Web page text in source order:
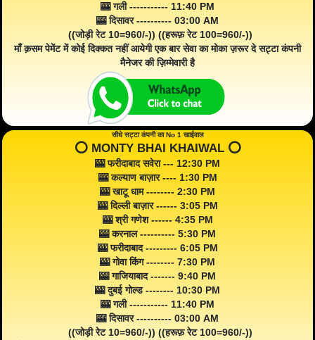
🎰 गली ----------- 11:40 PM
🎰 दिसावर ---------- 03:00 AM
((जोड़ी रेट 10=960/-)) ((हरूफ़ रेट 100=960/-))
माँ क़सम पेमेंट में कोई दिक्कत नहीं आयेगी एक बार सेवा का मोका ज़रूर दे सट्टा कंपनी
मैनेजर की ज़िम्मेवारी है
सीधे सट्टा कंपनी का No 1 खाईवाल
⭕️ MONTY BHAI KHAIWAL ⭕️
🎰 फरीदाबाद सवेरा --- 12:30 PM
🎰 कल्याण बाज़ार ---- 1:30 PM
🎰 खाटू धाम -------- 2:30 PM
🎰 दिल्ली बाज़ार ------ 3:05 PM
🎰 श्री गणेश ------ 4:35 PM
🎰 करनाल ---------- 5:30 PM
🎰 फरीदाबाद --------- 6:05 PM
🎰 गोवा किंग -------- 7:30 PM
🎰 गाजियाबाद ------- 9:40 PM
🎰 दुबई गोल्ड -------- 10:30 PM
🎰 गली ----------- 11:40 PM
🎰 दिसावर ---------- 03:00 AM
((जोड़ी रेट 10=960/-)) ((हरूफ़ रेट 100=960/-))